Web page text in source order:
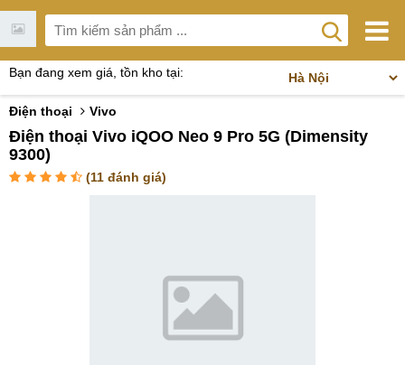
Bạn đang xem giá, tồn kho tại:
Điện thoại Vivo
Điện thoại Vivo iQOO Neo 9 Pro 5G (Dimensity
9300)
(11 đánh giá)